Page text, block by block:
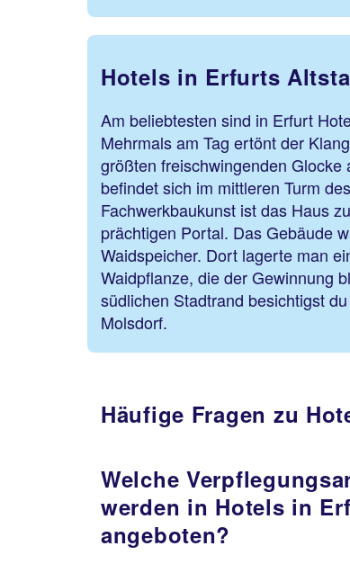
Hotels in Erfurts
Am beliebtesten sind in Erfurt
Mehrmals am Tag ertönt der
größten freischwingenden
befindet sich im mittleren Turm
Fachwerkbaukunst ist das Haus
prächtigen Portal. Das Gebäude
Waidspeicher. Dort lagerte man
Waidpflanze, die der Gewinnung
südlichen Stadtrand besichtigst
Molsdorf.
Häufige Fragen zu
Welche
werden in Hotels in
angeboten?